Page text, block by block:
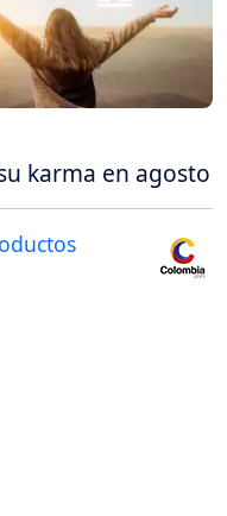
karma en agosto